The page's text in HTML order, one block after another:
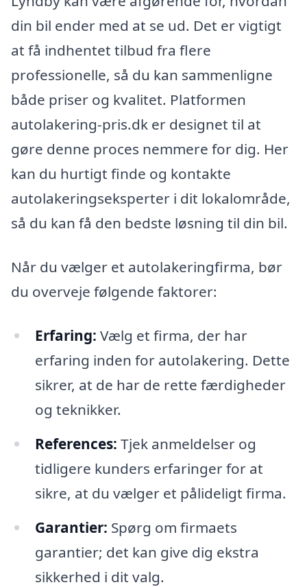
din bil ender med at se ud. Det er vigtigt
at få indhentet tilbud fra flere
professionelle, så du kan sammenligne
både priser og kvalitet. Platformen
autolakering-pris.dk er designet til at
gøre denne proces nemmere for dig. Her
kan du hurtigt finde og kontakte
autolakeringseksperter i dit lokalområde,
så du kan få den bedste løsning til din bil.
Når du vælger et autolakeringfirma, bør
du overveje følgende faktorer:
Erfaring: Vælg et firma, der har
erfaring inden for autolakering. Dette
sikrer, at de har de rette færdigheder
og teknikker.
References: Tjek anmeldelser og
tidligere kunders erfaringer for at
sikre, at du vælger et pålideligt firma.
Garantier: Spørg om firmaets
garantier; det kan give dig ekstra
sikkerhed i dit valg.